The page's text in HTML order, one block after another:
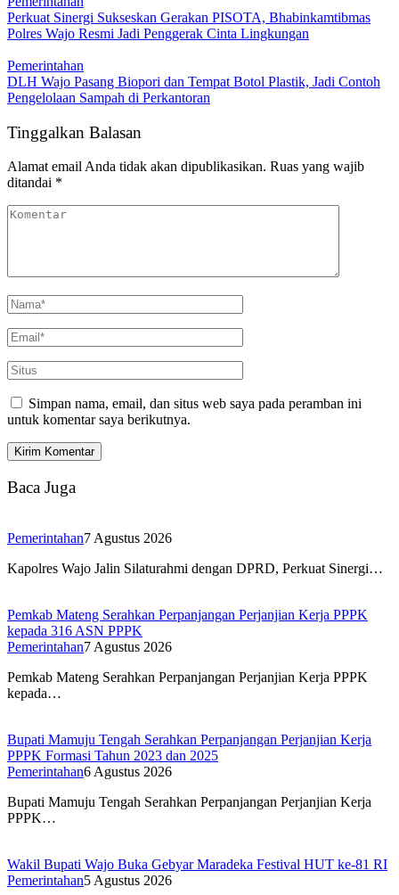
Perkuat Sinergi Sukseskan Gerakan PISOTA, Bhabinkamtibmas
Polres Wajo Resmi Jadi Penggerak Cinta Lingkungan
Pemerintahan
DLH Wajo Pasang Biopori dan Tempat Botol Plastik, Jadi Contoh
Pengelolaan Sampah di Perkantoran
Tinggalkan Balasan
Alamat email Anda tidak akan dipublikasikan. Ruas yang wajib
ditandai *
Simpan nama, email, dan situs web saya pada peramban ini
untuk komentar saya berikutnya.
Baca Juga
Pemerintahan7 Agustus 2026
Kapolres Wajo Jalin Silaturahmi dengan DPRD, Perkuat Sinergi…
Pemkab Mateng Serahkan Perpanjangan Perjanjian Kerja PPPK
kepada 316 ASN PPPK
Pemerintahan7 Agustus 2026
Pemkab Mateng Serahkan Perpanjangan Perjanjian Kerja PPPK
kepada…
Bupati Mamuju Tengah Serahkan Perpanjangan Perjanjian Kerja
PPPK Formasi Tahun 2023 dan 2025
Pemerintahan6 Agustus 2026
Bupati Mamuju Tengah Serahkan Perpanjangan Perjanjian Kerja
PPPK…
Wakil Bupati Wajo Buka Gebyar Maradeka Festival HUT ke-81 RI
Pemerintahan5 Agustus 2026